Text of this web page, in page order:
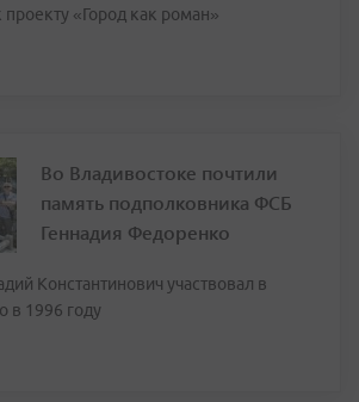
«Город как роман»
Во Владивостоке почтили
память подполковника ФСБ
Геннадия Федоренко
Константинович участвовал в
в 1996 году